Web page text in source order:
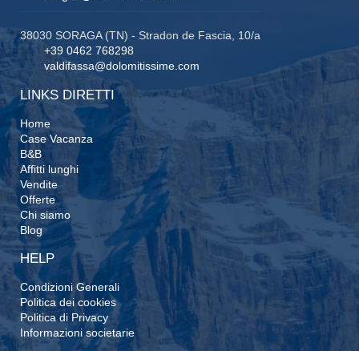
38030 SORAGA (TN) - Stradon de Fascia, 10/a
+39 0462 768298
valdifassa@dolomitissime.com
LINKS DIRETTI
Home
Case Vacanza
B&B
Affitti lunghi
Vendite
Offerte
Chi siamo
Blog
HELP
Condizioni Generali
Politica dei cookies
Politica di Privacy
Informazioni societarie